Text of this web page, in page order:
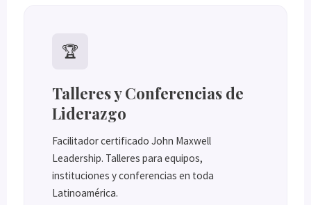
🏆
Talleres y Conferencias de
Liderazgo
Facilitador certificado John Maxwell
Leadership. Talleres para equipos,
instituciones y conferencias en toda
Latinoamérica.